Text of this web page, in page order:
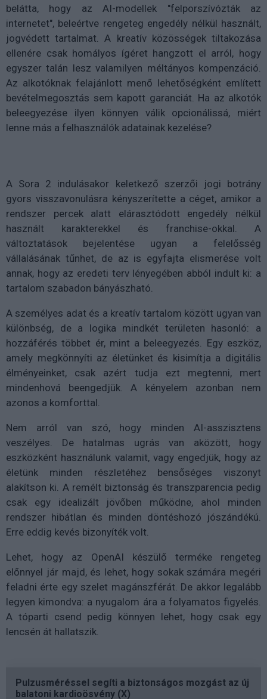
belátta, hogy az AI-modellek "felporszívózták az
internetet", beleértve rengeteg engedély nélkül használt,
jogvédett tartalmat. A kreatív közösségek tiltakozása
ellenére csak homályos ígéret hangzott el arról, hogy
egyszer talán lesz valamilyen méltányos kompenzáció.
Az alkotóknak felajánlott menő lehetőségként említett
bevételmegosztás sem kapott garanciát. Ha az alkotók
beleegyezése ilyen könnyen válik opcionálissá, miért
lenne más a felhasználók adatainak kezelése?
A Sora 2 indulásakor keletkező szerzői jogi botrány
gyors visszavonulásra kényszerítette a céget, amikor a
rendszer percek alatt elárasztódott engedély nélkül
használt karakterekkel és franchise-okkal. A
változtatások bejelentése ugyan a felelősség
vállalásának tűnhet, de az is egyfajta elismerése volt
annak, hogy az eredeti terv lényegében abból indult ki: a
tartalom szabadon bányászható.
A személyes adat és a kreatív tartalom között ugyan van
különbség, de a logika mindkét területen hasonló: a
hozzáférés többet ér, mint a beleegyezés. Egy eszköz,
amely megkönnyíti az életünket és kisimítja a digitális
élményeinket, csak azért tudja ezt megtenni, mert
mindenhová beengedjük. A kényelem azonban nem
azonos a komforttal.
Nem arról van szó, hogy minden AI-asszisztens
veszélyes. De hatalmas ugrás van aközött, hogy
eszközként használunk valamit, vagy engedjük, hogy az
életünk minden részletéhez bensőséges viszonyt
alakítson ki. A remélt biztonság és transzparencia pedig
csak egy idealizált jövőben működne, ahol minden
rendszer hibátlan és minden döntéshozó jószándékú.
Erre eddig kevés bizonyíték volt.
Lehet, hogy az OpenAI készülő terméke rengeteg
előnnyel jár majd, és lehet, hogy sokak számára megéri
feladni érte egy szelet magánszférát. De akkor legalább
legyen kimondva: a nyugalom ára a folyamatos figyelés.
A tóparti csend pedig könnyen lehet, hogy csak egy
lencsén át hallatszik.
Pulzusméréssel segíti a biztonságos mozgást az új
balatoni kardioösvény (X)